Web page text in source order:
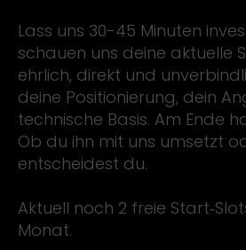
deine Positionierung, dein
technische Basis. Am Ende
Ob du ihn mit uns umsetzt
entscheidest du.
Aktuell noch 2 freie
Monat.
Geschäftsadresse
Gewerbestraße 37